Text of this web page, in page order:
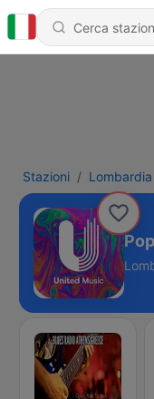
Stazioni Lombardia